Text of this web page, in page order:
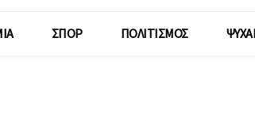
ΣΠΟΡ ΠΟΛΙΤΙΣΜΟΣ